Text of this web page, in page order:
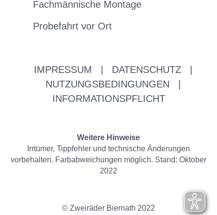
Fachmännische Montage
Probefahrt vor Ort
IMPRESSUM DATENSCHUTZ
NUTZUNGSBEDINGUNGEN
INFORMATIONSPFLICHT
Weitere Hinweise
Irrtümer, Tippfehler und technische Änderungen
vorbehalten. Farbabweichungen möglich. Stand: Oktober
2022
© Zweiräder Biernath 2022